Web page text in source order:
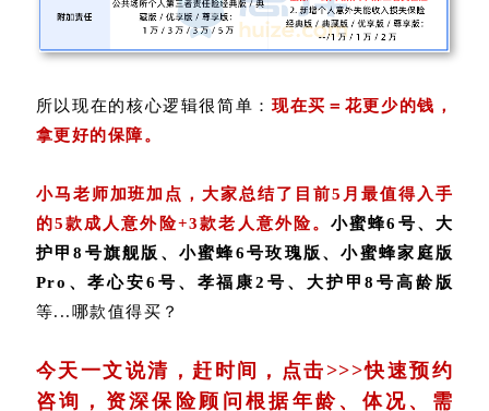
所以现在的核心逻辑很简单：现在买＝花更少的钱，
拿更好的保障。
小马老师加班加点，大家总结了目前5月最值得入手
的5款成人意外险+3款老人意外险。小蜜蜂6号、大
护甲8号旗舰版、小蜜蜂6号玫瑰版、小蜜蜂家庭版
Pro、孝心安6号、孝福康2号、大护甲8号高龄版
等...哪款值得买？
今天一文说清，赶时间，点击>>>快速预约
咨询， 资深保险顾问根据年龄、体况、需